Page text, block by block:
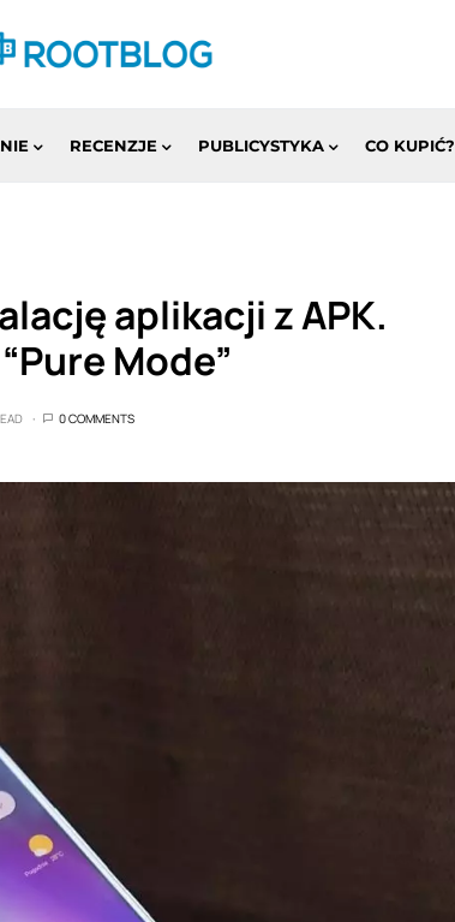
RECENZJE PUBLICYSTYKA CO KUPIĆ?
aplikacji z APK.
Mode”
0 COMMENTS